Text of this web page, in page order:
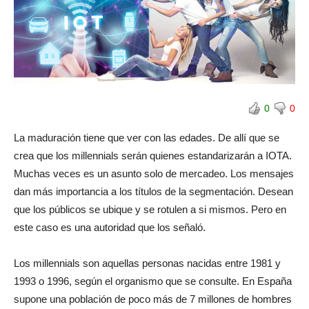
0 0
La maduración tiene que ver con las edades. De allí que se
crea que los millennials serán quienes estandarizarán a IOTA.
Muchas veces es un asunto solo de mercadeo. Los mensajes
dan más importancia a los títulos de la segmentación. Desean
que los públicos se ubique y se rotulen a si mismos. Pero en
este caso es una autoridad que los señaló.
Los millennials son aquellas personas nacidas entre 1981 y
1993 o 1996, según el organismo que se consulte. En España
supone una población de poco más de 7 millones de hombres